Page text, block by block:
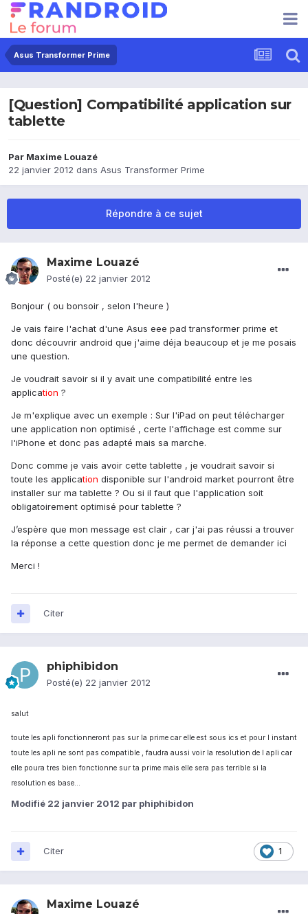
Asus Transformer Prime
[Question] Compatibilité application sur
tablette
Par Maxime Louazé
22 janvier 2012 dans Asus Transformer Prime
Répondre à ce sujet
Maxime Louazé
Posté(e) 22 janvier 2012
Bonjour ( ou bonsoir , selon l'heure )
Je vais faire l'achat d'une Asus eee pad transformer prime et
donc découvrir android que j'aime déja beaucoup et je me posais
une question.
Je voudrait savoir si il y avait une compatibilité entre les
application ?
Je m'explique avec un exemple : Sur l'iPad on peut télécharger
une application non optimisé , certe l'affichage est comme sur
l'iPhone et donc pas adapté mais sa marche.
Donc comme je vais avoir cette tablette , je voudrait savoir si
toute les application disponible sur l'android market pourront être
installer sur ma tablette ? Ou si il faut que l'application soit
obligatoirement optimisé pour tablette ?
J’espère que mon message est clair , car j'ai pas réussi a trouver
la réponse a cette question donc je me permet de demander ici
Merci !
Citer
phiphibidon
Posté(e) 22 janvier 2012
salut
toute les apli fonctionneront pas sur la prime car elle est sous ics et pour l instant
toute les apli ne sont pas compatible , faudra aussi voir la resolution de l apli car
elle poura tres bien fonctionne sur ta prime mais elle sera pas terrible si la
resolution es base...
Modifié 22 janvier 2012 par phiphibidon
1
Citer
Maxime Louazé